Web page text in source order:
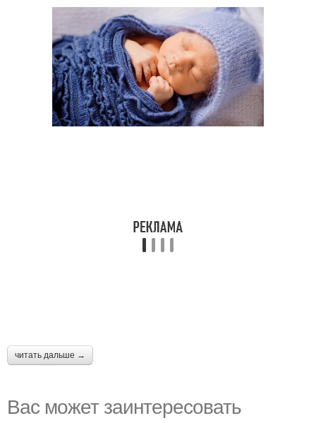
читать дальше →
Вас может заинтересовать